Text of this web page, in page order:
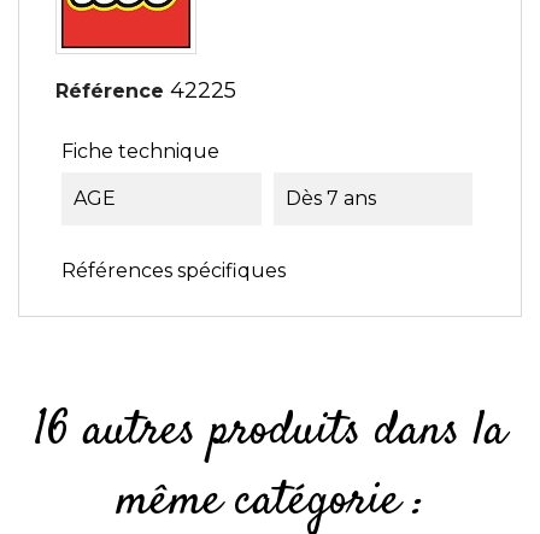
Référence 42225
Fiche technique
AGE Dès 7 ans
Références spécifiques
16 autres produits dans la
même catégorie :